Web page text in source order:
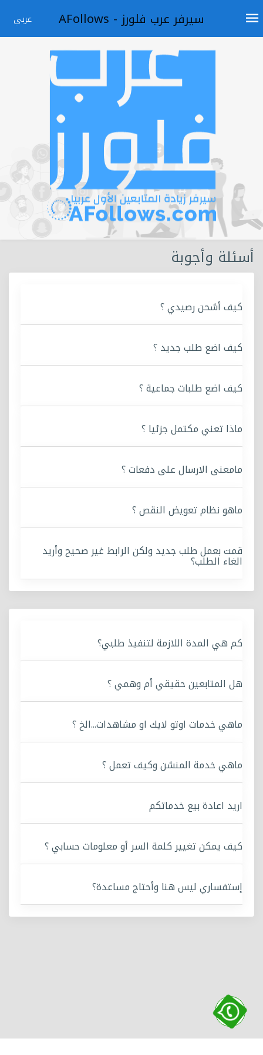
سيرفر عرب فلورز - AFollows عربي
أسئلة وأجوبة
كيف أشحن رصيدي ؟
كيف اضع طلب جديد ؟
كيف اضع طلبات جماعية ؟
ماذا تعني مكتمل جزئيا ؟
مامعنى الارسال على دفعات ؟
ماهو نظام تعويض النقص ؟
قمت بعمل طلب جديد ولكن الرابط غير صحيح وأريد
الغاء الطلب؟
كم هي المدة اللازمة لتنفيذ طلبي؟
هل المتابعين حقيقي أم وهمي ؟
ماهي خدمات اوتو لايك او مشاهدات...الخ ؟
ماهي خدمة المنشن وكيف تعمل ؟
اريد اعادة بيع خدماتكم
كيف يمكن تغيير كلمة السر أو معلومات حسابي ؟
إستفساري ليس هنا وأحتاج مساعدة؟